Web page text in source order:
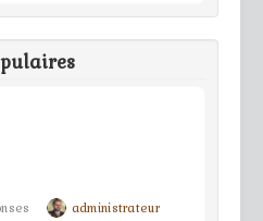
administrateur